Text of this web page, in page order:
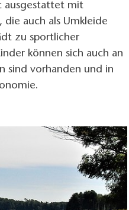
ausgestattet mit
auch als Umkleide
zu sportlicher
können sich auch an
sind vorhanden und in